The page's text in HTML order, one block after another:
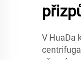
V HuaDa